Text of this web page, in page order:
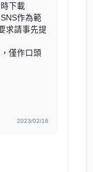
下載
作為範
求請事先提
僅作口頭
2023/02/16